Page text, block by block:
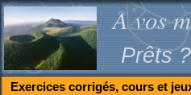
A vos
Prêts
Exercices corrigés, cours et